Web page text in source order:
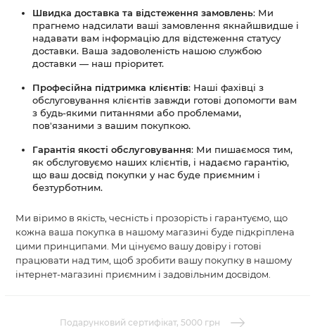
Швидка доставка та відстеження замовлень: Ми
прагнемо надсилати ваші замовлення якнайшвидше і
надавати вам інформацію для відстеження статусу
доставки. Ваша задоволеність нашою службою
доставки — наш пріоритет.
Професійна підтримка клієнтів: Наші фахівці з
обслуговування клієнтів завжди готові допомогти вам
з будь-якими питаннями або проблемами,
пов'язаними з вашим покупкою.
Гарантія якості обслуговування: Ми пишаємося тим,
як обслуговуємо наших клієнтів, і надаємо гарантію,
що ваш досвід покупки у нас буде приємним і
безтурботним.
Ми віримо в якість, чесність і прозорість і гарантуємо, що
кожна ваша покупка в нашому магазині буде підкріплена
цими принципами. Ми цінуємо вашу довіру і готові
працювати над тим, щоб зробити вашу покупку в нашому
інтернет-магазині приємним і задовільним досвідом.
Подарунковий сертифікат, 5000 грн